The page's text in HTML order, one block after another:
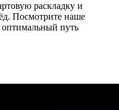
раскладку и
Посмотрите наше
путь